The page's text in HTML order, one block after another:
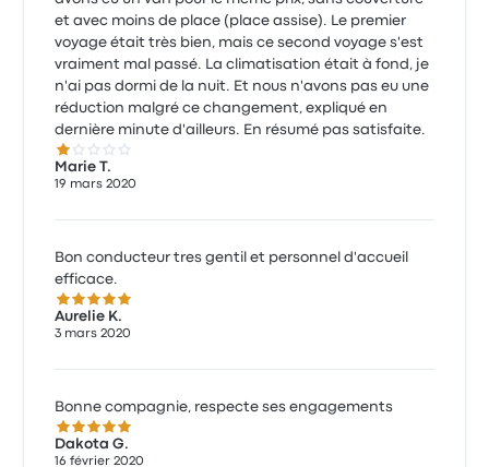
et avec moins de place (place assise). Le premier
voyage était très bien, mais ce second voyage s'est
vraiment mal passé. La climatisation était à fond, je
n'ai pas dormi de la nuit. Et nous n'avons pas eu une
réduction malgré ce changement, expliqué en
dernière minute d'ailleurs. En résumé pas satisfaite.
1.0 sur 5 étoiles
Marie T.
19 mars 2020
Bon conducteur tres gentil et personnel d'accueil
efficace.
5.0 sur 5 étoiles
Aurelie K.
3 mars 2020
Bonne compagnie, respecte ses engagements
5.0 sur 5 étoiles
Dakota G.
16 février 2020